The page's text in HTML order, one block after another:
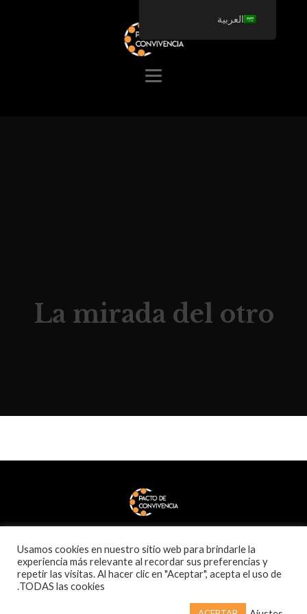
La mirada del otro
Usamos cookies en nuestro sitio web para brindarle la
experiencia más relevante al recordar sus preferencias y
repetir las visitas. Al hacer clic en "Aceptar", acepta el uso de
TODAS las cookies.
العربية